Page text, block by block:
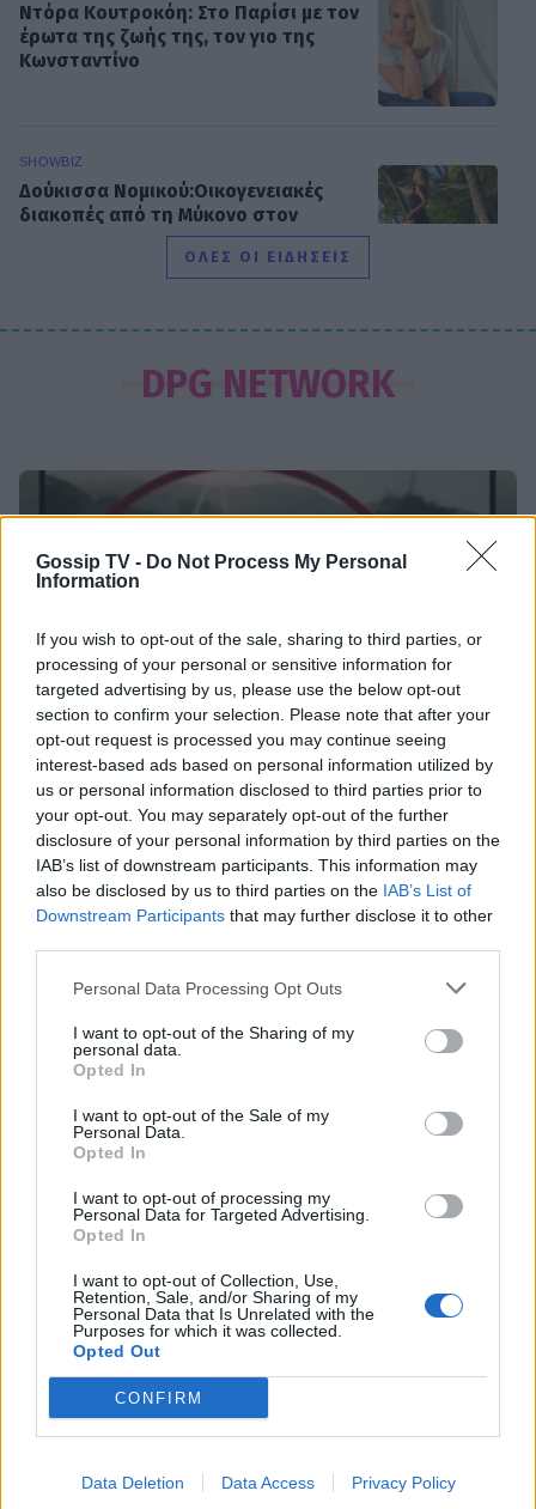
Gossip TV - Do Not Process My Personal
Information
If you wish to opt-out of the sale, sharing to third parties, or
processing of your personal or sensitive information for
targeted advertising by us, please use the below opt-out
section to confirm your selection. Please note that after your
opt-out request is processed you may continue seeing
interest-based ads based on personal information utilized by
us or personal information disclosed to third parties prior to
your opt-out. You may separately opt-out of the further
disclosure of your personal information by third parties on the
IAB’s list of downstream participants. This information may
also be disclosed by us to third parties on the IAB’s List of
Downstream Participants that may further disclose it to other
Personal Data Processing Opt Outs
I want to opt-out of the Sharing of my
personal data.
Opted In
I want to opt-out of the Sale of my
Personal Data.
Opted In
I want to opt-out of processing my
Personal Data for Targeted Advertising.
Opted In
I want to opt-out of Collection, Use,
Retention, Sale, and/or Sharing of my
Personal Data that Is Unrelated with the
Purposes for which it was collected.
Opted Out
CONFIRM
Data Deletion Data Access Privacy Policy
Ντόρα Κουτροκόη: Στο Παρίσι με τον
έρωτα της ζωής της, τον γιο της
Κωνσταντίνο
SHOWBIZ
Δούκισσα Νομικού:Οικογενειακές
διακοπές από τη Μύκονο στον
επίγειο παράδεισο της Γαλλικής
Άννα Ζηρδέλη - Άρθουρ
Παπαδόπουλος: Eπέλεξαν τη μακρινή
SHOWBIZ
«βουτιά» στα 48 του μαζί με τα
SHOWBIZ
Νατάσα Εξηνταβελώνη: Η πιο
τρυφερή αγκαλιά στη Λίλα
Μπακλέση που μόλις γέννησε
SHOWBIZ
Κωνσταντίνος Αργυρός:
«Μεσοπέλαγα αρμενίζω»
SHOWBIZ
Τσιτσιπάς και Kristen Thoms: Ο
έρωτας που φέρνει την απόλυτη
ισορροπία στην καριέρα του
πρωταθλητή
SHOWBIZ
γνωστή τραγουδίστρια μετά από
έντονη αδιαθεσία σε live εμφάνιση
Οικονομάκου - Τσερέλα: Συνεχίζουν
Μπόρα - Νέες φωτογραφίες
ΟΛΕΣ ΟΙ ΕΙΔΗΣΕΙΣ
DPG NETWORK
Σέρρες: «Δεν ήταν μόνο η ταχύτητα» – Η ανάλυση
πραγματογνώμονα για το σφοδρό δυστύχημα
περιμέναμε